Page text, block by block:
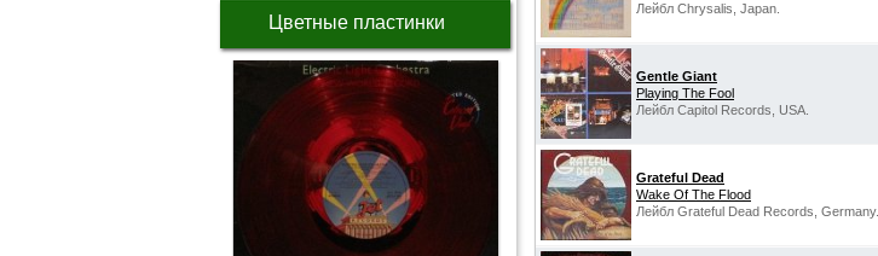
Цветные пластинки
Лейбл Chrysalis, Japan.
Gentle Giant
Playing The Fool
Лейбл Capitol Records, USA.
Grateful Dead
Wake Of The Flood
Лейбл Grateful Dead Records, Germany.